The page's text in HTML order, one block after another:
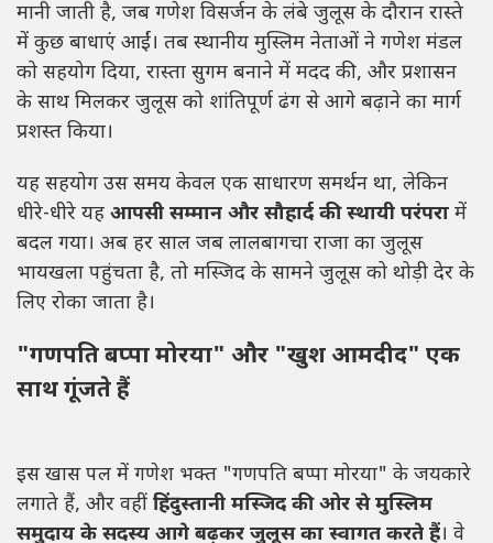
मानी जाती है, जब गणेश विसर्जन के लंबे जुलूस के दौरान रास्ते
में कुछ बाधाएं आईं। तब स्थानीय मुस्लिम नेताओं ने गणेश मंडल
को सहयोग दिया, रास्ता सुगम बनाने में मदद की, और प्रशासन
के साथ मिलकर जुलूस को शांतिपूर्ण ढंग से आगे बढ़ाने का मार्ग
प्रशस्त किया।
यह सहयोग उस समय केवल एक साधारण समर्थन था, लेकिन
धीरे-धीरे यह आपसी सम्मान और सौहार्द की स्थायी परंपरा में
बदल गया। अब हर साल जब लालबागचा राजा का जुलूस
भायखला पहुंचता है, तो मस्जिद के सामने जुलूस को थोड़ी देर के
लिए रोका जाता है।
"गणपति बप्पा मोरया" और "खुश आमदीद" एक
साथ गूंजते हैं
इस खास पल में गणेश भक्त "गणपति बप्पा मोरया" के जयकारे
लगाते हैं, और वहीं हिंदुस्तानी मस्जिद की ओर से मुस्लिम
समुदाय के सदस्य आगे बढ़कर जुलूस का स्वागत करते हैं। वे